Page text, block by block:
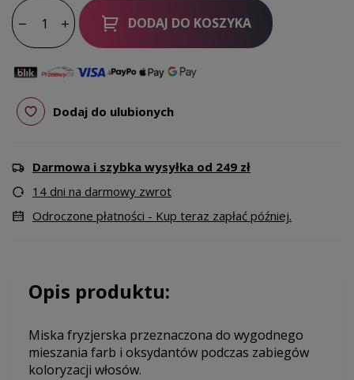
DODAJ DO KOSZYKA
Dodaj do ulubionych
Darmowa i szybka wysyłka od 249 zł
14 dni na darmowy zwrot
Odroczone płatności - Kup teraz zapłać później.
Opis produktu:
Miska fryzjerska przeznaczona do wygodnego
mieszania farb i oksydantów podczas zabiegów
koloryzacji włosów.